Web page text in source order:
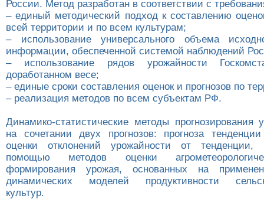
России. Метод разработан в соответствии с
– единый методический подход к составлению
всей территории и по всем культурам;
– использование универсального объема
информации, обеспеченной системой наблюдений
– использование рядов урожайности
доработанном весе;
– единые сроки составления оценок и прогнозов по
– реализация методов по всем субъектам РФ.
Динамико-статистические методы прогнозирования
на сочетании двух прогнозов: прогноза
оценки отклонений урожайности от тенденции,
помощью методов оценки
формирования урожая, основанных на
динамических моделей продуктивности
культур.